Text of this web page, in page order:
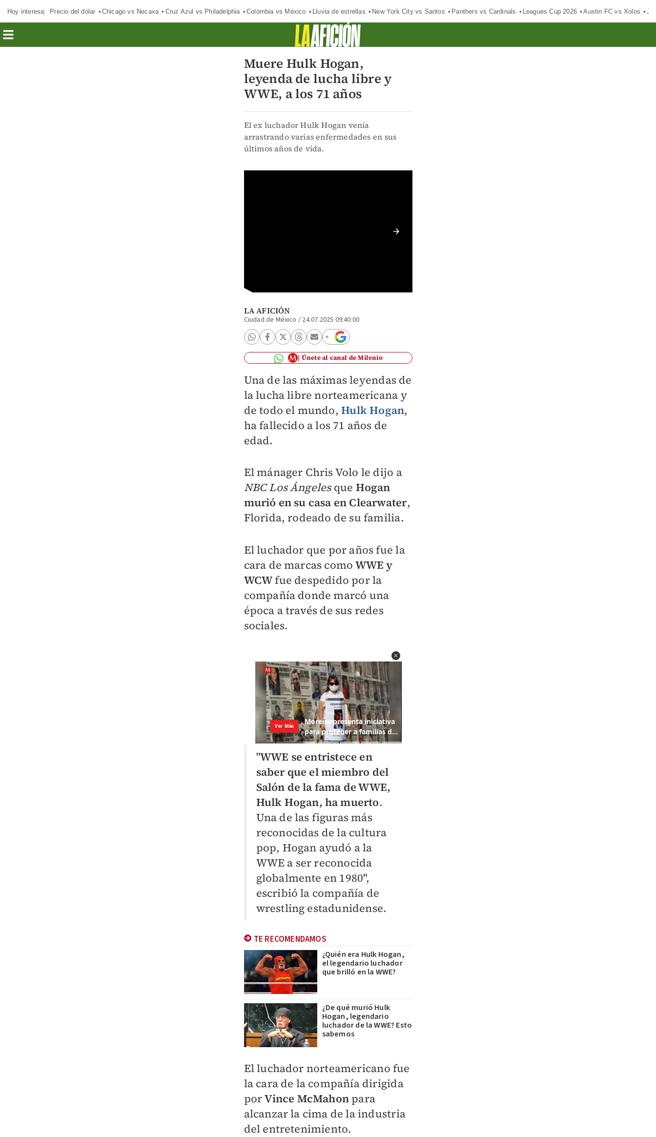
Hoy interesa: Precio del dólar Chicago vs Necaxa Cruz Azul vs Philadelphia Colombia vs México Lluvia de estrellas New York City vs Santos Panthers vs Cardinals Leagues Cup 2026 Austin FC vs Xolos
Muere Hulk Hogan,
leyenda de lucha libre y
WWE, a los 71 años
El ex luchador Hulk Hogan venía
arrastrando varias enfermedades en sus
últimos años de vida.
LA AFICIÓN
Ciudad de México / 24.07.2025 09:40:00
Únete al canal de Milenio
Una de las máximas leyendas de
la lucha libre norteamericana y
de todo el mundo,Hulk Hogan,
ha fallecido a los 71 años de
edad.
El mánager Chris Volo le dijo a
NBC Los Ángelesque Hogan
murió en su casa en Clearwater,
Florida, rodeado de su familia.
El luchador que por años fue la
cara de marcas como WWE y
WCWfue despedido por la
compañía donde marcó una
época a través de sus redes
sociales.
"WWE se entristece en
saber que el miembro del
Salón de la fama de WWE,
Hulk Hogan, ha muerto.
Una de las figuras más
reconocidas de la cultura
pop, Hogan ayudó a la
WWE a ser reconocida
globalmente en 1980",
escribió la compañía de
wrestling estadunidense.
TE RECOMENDAMOS
¿Quién era Hulk Hogan,
el legendario luchador
que brilló en la WWE?
¿De qué murió Hulk
Hogan, legendario
luchador de la WWE? Esto
sabemos
El luchador norteamericano fue
la cara de la compañía dirigida
porVince McMahonpara
alcanzar la cima de la industria
del entretenimiento.